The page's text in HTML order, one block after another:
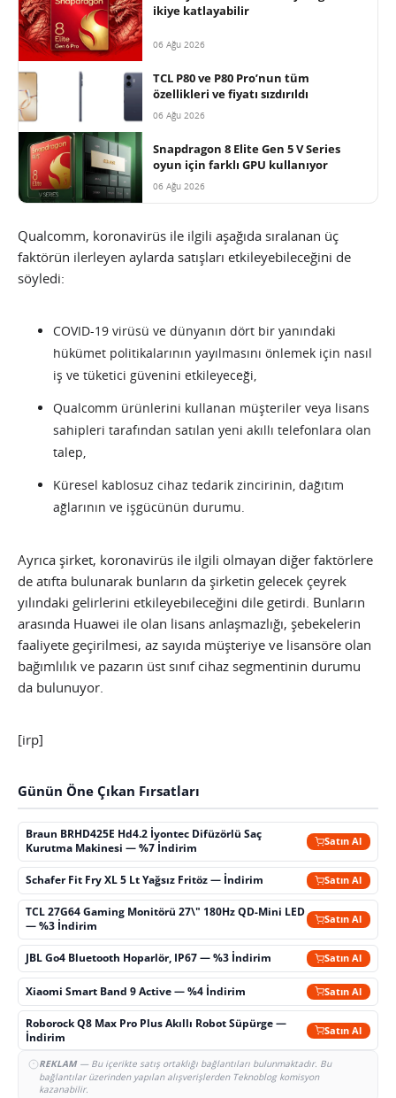
ikiye katlayabilir
06 Ağu 2026
TCL P80 ve P80 Pro’nun tüm
özellikleri ve fiyatı sızdırıldı
06 Ağu 2026
Snapdragon 8 Elite Gen 5 V Series
oyun için farklı GPU kullanıyor
06 Ağu 2026
Qualcomm, koronavirüs ile ilgili aşağıda sıralanan üç
faktörün ilerleyen aylarda satışları etkileyebileceğini de
söyledi:
COVID-19 virüsü ve dünyanın dört bir yanındaki
hükümet politikalarının yayılmasını önlemek için nasıl
iş ve tüketici güvenini etkileyeceği,
Qualcomm ürünlerini kullanan müşteriler veya lisans
sahipleri tarafından satılan yeni akıllı telefonlara olan
talep,
Küresel kablosuz cihaz tedarik zincirinin, dağıtım
ağlarının ve işgücünün durumu.
Ayrıca şirket, koronavirüs ile ilgili olmayan diğer faktörlere
de atıfta bulunarak bunların da şirketin gelecek çeyrek
yılındaki gelirlerini etkileyebileceğini dile getirdi. Bunların
arasında Huawei ile olan lisans anlaşmazlığı, şebekelerin
faaliyete geçirilmesi, az sayıda müşteriye ve lisansöre olan
bağımlılık ve pazarın üst sınıf cihaz segmentinin durumu
da bulunuyor.
[irp]
Günün Öne Çıkan Fırsatları
Braun BRHD425E Hd4.2 İyontec Difüzörlü Saç
Kurutma Makinesi — %7 İndirim
Satın Al
Schafer Fit Fry XL 5 Lt Yağsız Fritöz — İndirim Satın Al
TCL 27G64 Gaming Monitörü 27\" 180Hz QD-Mini LED
— %3 İndirim
Satın Al
JBL Go4 Bluetooth Hoparlör, IP67 — %3 İndirim Satın Al
Xiaomi Smart Band 9 Active — %4 İndirim Satın Al
Roborock Q8 Max Pro Plus Akıllı Robot Süpürge —
İndirim
Satın Al
REKLAM— Bu içerikte satış ortaklığı bağlantıları bulunmaktadır. Bu
bağlantılar üzerinden yapılan alışverişlerden Teknoblog komisyon
kazanabilir.